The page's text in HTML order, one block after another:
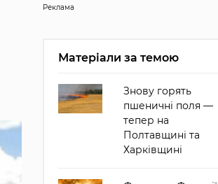
Реклама
Матеріали за темою
Знову горять
пшеничні поля —
тепер на
Полтавщині та
Харківщині